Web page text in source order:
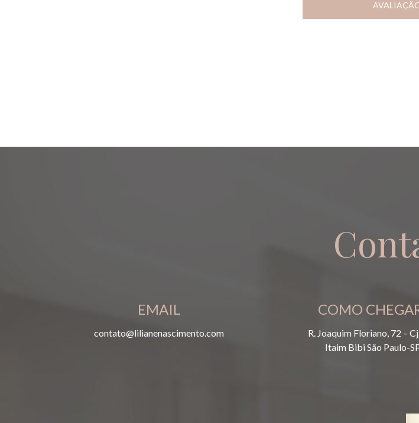
EMAIL
contato@lilianenascimento.com
COMO
R. Joaquim Floriano, 72 –
Itaim Bibi São Paulo-